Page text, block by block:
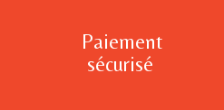
Paiement
sécurisé